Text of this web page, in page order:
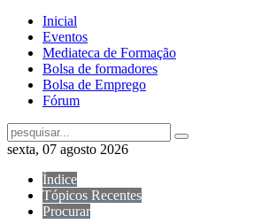
Inicial
Eventos
Mediateca de Formação
Bolsa de formadores
Bolsa de Emprego
Fórum
sexta, 07 agosto 2026
Índice
Tópicos Recentes
Procurar